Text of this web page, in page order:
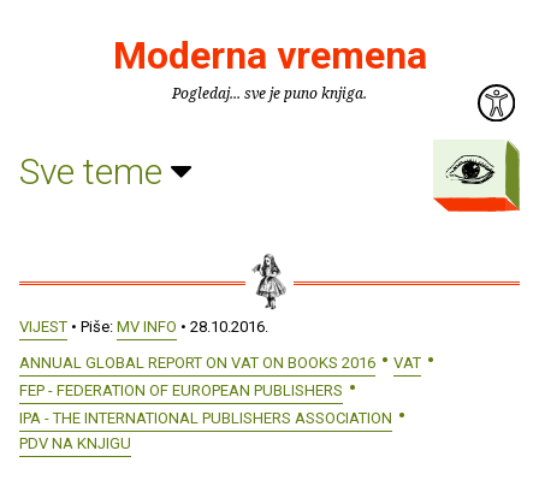
Moderna vremena
Pogledaj... sve je puno knjiga.
Sve teme
VIJEST • Piše: MV INFO • 28.10.2016.
ANNUAL GLOBAL REPORT ON VAT ON BOOKS 2016
VAT
FEP - FEDERATION OF EUROPEAN PUBLISHERS
IPA - THE INTERNATIONAL PUBLISHERS ASSOCIATION
PDV NA KNJIGU